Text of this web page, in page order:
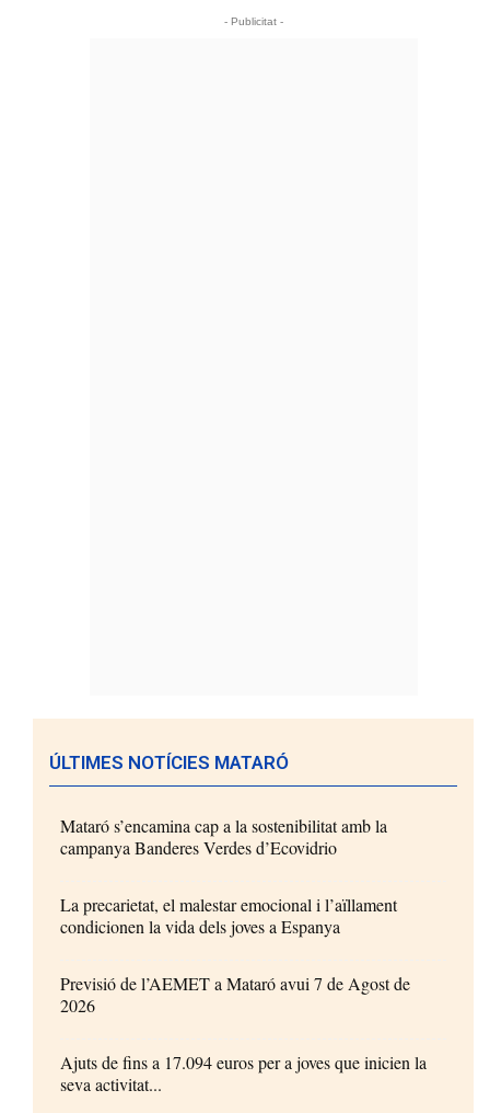
- Publicitat -
ÚLTIMES NOTÍCIES MATARÓ
Mataró s’encamina cap a la sostenibilitat amb la
campanya Banderes Verdes d’Ecovidrio
La precarietat, el malestar emocional i l’aïllament
condicionen la vida dels joves a Espanya
Previsió de l’AEMET a Mataró avui 7 de Agost de
2026
Ajuts de fins a 17.094 euros per a joves que inicien la
seva activitat...